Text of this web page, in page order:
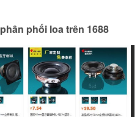
phối loa trên 1688